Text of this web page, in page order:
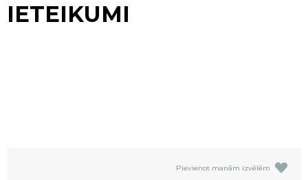
IETEIKUMI
Pievienot manām izvēlēm